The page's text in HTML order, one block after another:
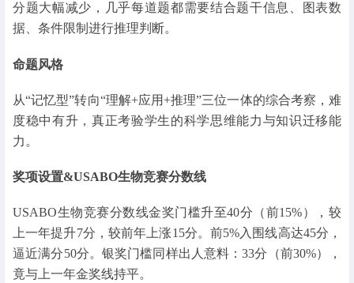
分题大幅减少，几乎每道题都需要结合题干信息、图表数
据、条件限制进行推理判断。
命题风格
从“记忆型”转向“理解+应用+推理”三位一体的综合考察，难
度稳中有升，真正考验学生的科学思维能力与知识迁移能
力。
奖项设置&USABO生物竞赛分数线
USABO生物竞赛分数线金奖门槛升至40分（前15%），较
上一年提升7分，较前年上涨15分。前5%入围线高达45分，
逼近满分50分。银奖门槛同样出人意料：33分（前30%），
竟与上一年金奖线持平。